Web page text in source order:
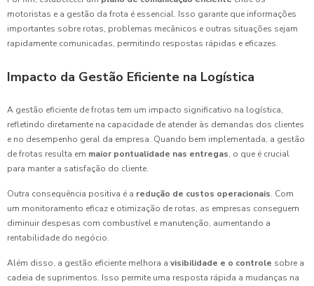
motoristas e a gestão da frota é essencial. Isso garante que informações
importantes sobre rotas, problemas mecânicos e outras situações sejam
rapidamente comunicadas, permitindo respostas rápidas e eficazes.
Impacto da Gestão Eficiente na Logística
A gestão eficiente de frotas tem um impacto significativo na logística,
refletindo diretamente na capacidade de atender às demandas dos clientes
e no desempenho geral da empresa. Quando bem implementada, a gestão
de frotas resulta em maior pontualidade nas entregas, o que é crucial
para manter a satisfação do cliente.
Outra consequência positiva é a redução de custos operacionais. Com
um monitoramento eficaz e otimização de rotas, as empresas conseguem
diminuir despesas com combustível e manutenção, aumentando a
rentabilidade do negócio.
Além disso, a gestão eficiente melhora a visibilidade e o controle sobre a
cadeia de suprimentos. Isso permite uma resposta rápida a mudanças na